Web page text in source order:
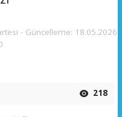
- Güncelleme: 18.05.2026
218